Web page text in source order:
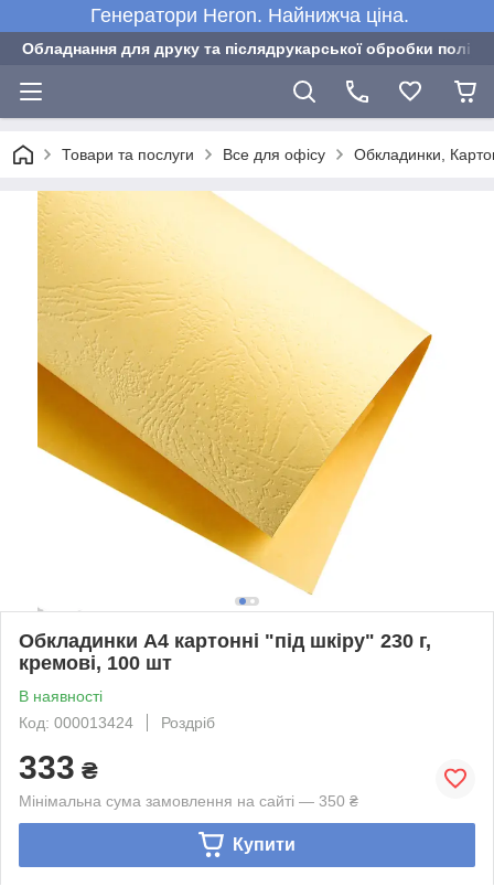
Генератори Heron. Найнижча ціна.
Обладнання для друку та післядрукарської обробки
Товари та послуги Все для офісу Обкладинки,
Обкладинки А4 картонні "під шкіру" 230 г,
кремові, 100 шт
В наявності
Код: 000013424
Роздріб
333 ₴
Мінімальна сума замовлення на сайті — 350 ₴
Купити